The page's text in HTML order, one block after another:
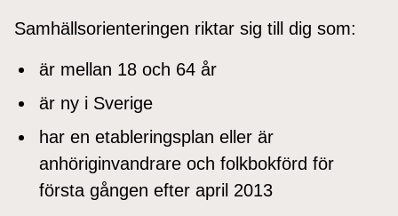
Samhällsorienteringen riktar sig till dig som:
är mellan 18 och 64 år
är ny i Sverige
har en etableringsplan eller är
anhöriginvandrare och folkbokförd för
första gången efter april 2013